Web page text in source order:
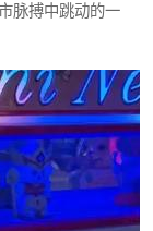
脉搏中跳动的一